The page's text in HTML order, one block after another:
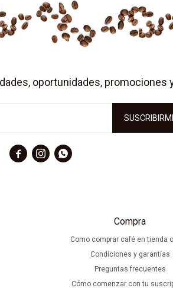
Compra
Como comprar café en tienda
Condiciones y garantías
Preguntas frecuentes
Cómo comenzar con tu
oportunidades, promociones
  